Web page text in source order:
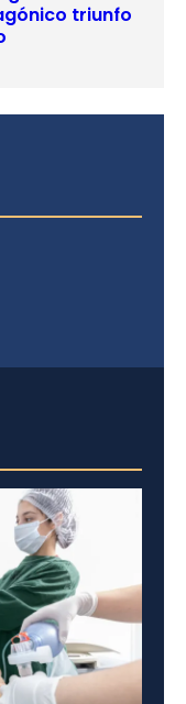
triunfo